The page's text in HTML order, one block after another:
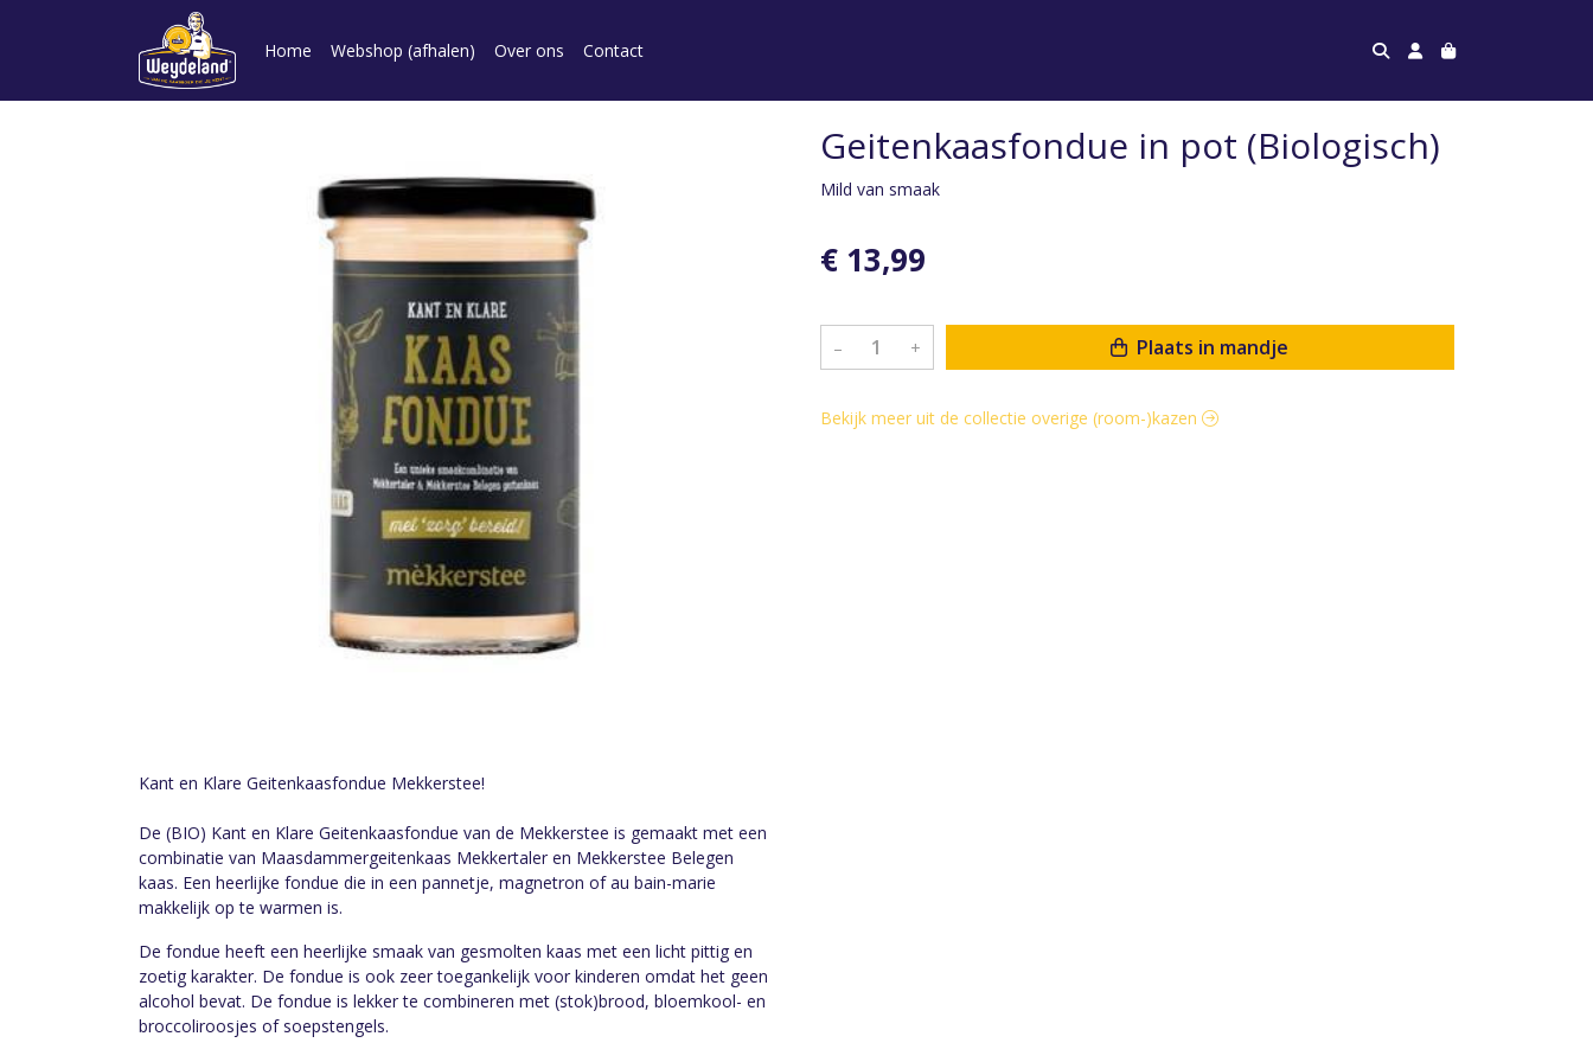
Home Webshop (afhalen) Over ons Contact
Kant en Klare Geitenkaasfondue Mekkerstee!
De (BIO) Kant en Klare Geitenkaasfondue van de Mekkerstee is gemaakt met een
combinatie van Maasdammergeitenkaas Mekkertaler en Mekkerstee Belegen
kaas. Een heerlijke fondue die in een pannetje, magnetron of au bain-marie
makkelijk op te warmen is.
De fondue heeft een heerlijke smaak van gesmolten kaas met een licht pittig en
zoetig karakter. De fondue is ook zeer toegankelijk voor kinderen omdat het geen
alcohol bevat. De fondue is lekker te combineren met (stok)brood, bloemkool- en
broccoliroosjes of soepstengels.
Geitenkaasfondue in pot (Biologisch)
Mild van smaak
€ 13,99
– + Plaats in mandje
Bekijk meer uit de collectie overige (room-)kazen